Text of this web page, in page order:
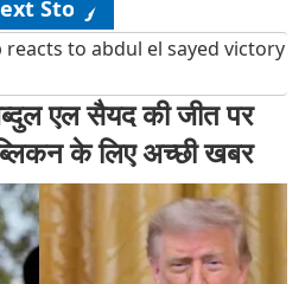
Story
to abdul el sayed victory
एल सैयद की जीत पर
के लिए अच्छी खबर